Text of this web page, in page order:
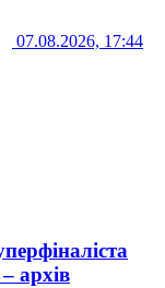
07.08.2026, 17:44
архів